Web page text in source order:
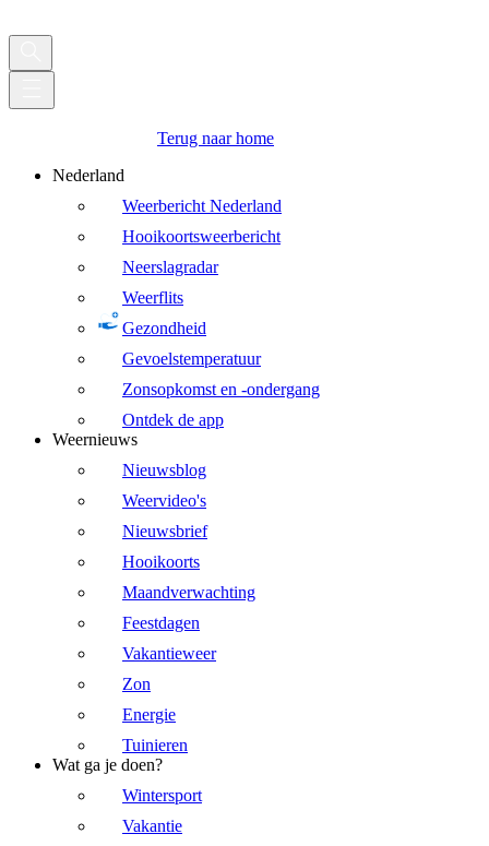
Terug naar home
Nederland
Weerbericht Nederland
Hooikoortsweerbericht
Neerslagradar
Weerflits
Gezondheid
Gevoelstemperatuur
Zonsopkomst en -ondergang
Ontdek de app
Weernieuws
Nieuwsblog
Weervideo's
Nieuwsbrief
Hooikoorts
Maandverwachting
Feestdagen
Vakantieweer
Zon
Energie
Tuinieren
Wat ga je doen?
Wintersport
Vakantie